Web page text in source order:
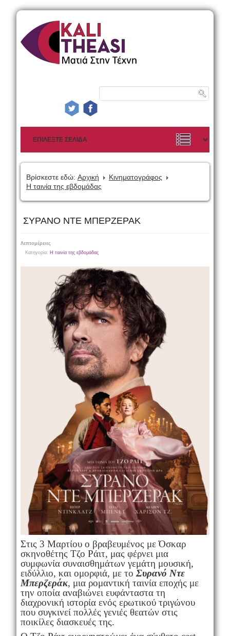
Βρίσκεστε εδώ: Αρχική
Κινηματογράφος
Η ταινία της εβδομάδας
ΣΥΡΑΝΟ ΝΤΕ ΜΠΕΡΖΕΡΑΚ
Λεπτομέρειες
Κατηγορία: Η ταινία της εβδομάδας
Στις 3 Μαρτίου ο βραβευμένος με Όσκαρ
σκηνοθέτης Τζο Ράιτ, μας φέρνει μια
συμφωνία συναισθημάτων γεμάτη μουσική,
ειδύλλιο, και ομορφιά, με το Συρανό Ντε
Μπερζεράκ, μια ρομαντική ταινία εποχής με
την οποία αναβιώνει ευφάνταστα τη
διαχρονική ιστορία ενός ερωτικού τριγώνου
που συγκινεί πολλές γενιές θεατών στις
ποικίλες διασκευές της.